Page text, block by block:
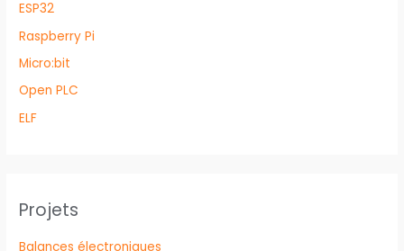
ESP32
Raspberry Pi
Micro:bit
Open PLC
ELF
Projets
Balances électroniques